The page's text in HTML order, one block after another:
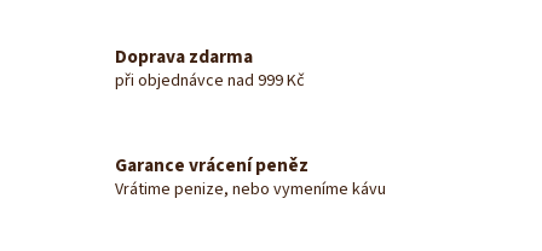
Doprava zdarma
při objednávce nad 999 Kč
Garance vrácení peněz
Vrátime penize, nebo vymeníme kávu